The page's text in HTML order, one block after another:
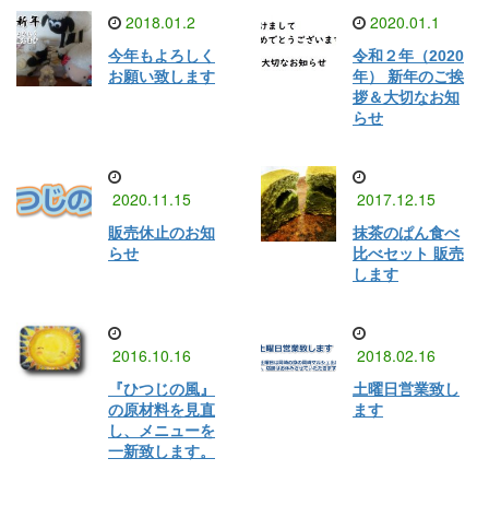
2018.01.2
今年もよろしく
お願い致します
2020.01.1
令和２年（2020
年） 新年のご挨
拶＆大切なお知
らせ
2020.11.15
販売休止のお知
らせ
2017.12.15
抹茶のぱん食べ
比べセット 販売
します
2016.10.16
『ひつじの風』
の原材料を見直
し、メニューを
一新致します。
2018.02.16
土曜日営業致し
ます